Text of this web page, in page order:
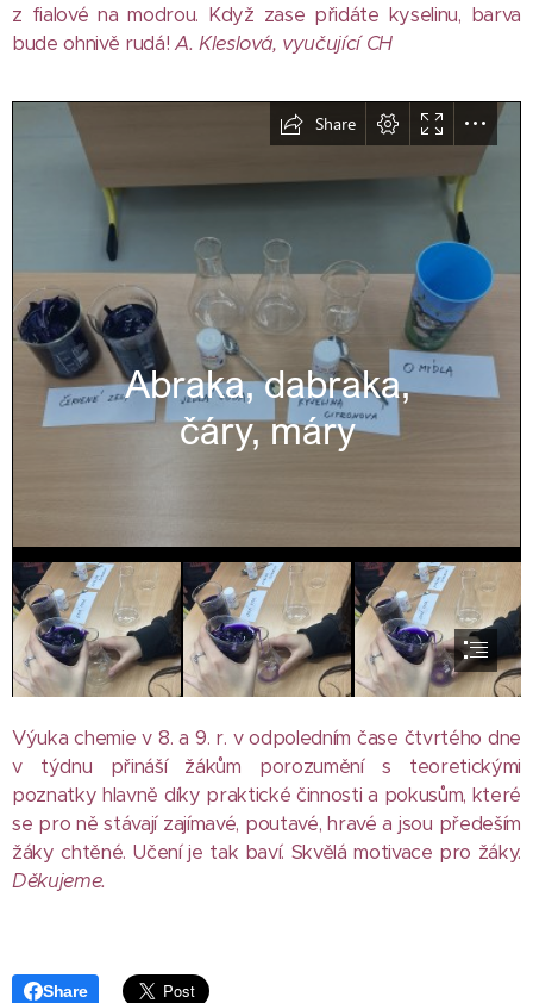
z fialové na modrou. Když zase přidáte kyselinu, barva
bude ohnivě rudá!A. Kleslová, vyučující CH
Výuka chemie v 8. a 9. r. v odpoledním čase čtvrtého dne
v týdnu přináší žákům porozumění s teoretickými
poznatky hlavně díky praktické činnosti a pokusům, které
se pro ně stávají zajímavé, poutavé, hravé a jsou předeším
žáky chtěné. Učení je tak baví. Skvělá motivace pro žáky.
Děkujeme.
Share